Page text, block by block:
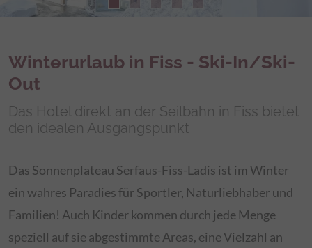
Winterurlaub in Fiss - Ski-In/Ski-
Out
Das Hotel direkt an der Seilbahn in Fiss bietet
den idealen Ausgangspunkt
Das Sonnenplateau Serfaus-Fiss-Ladis ist im Winter
ein wahres Paradies für Sportler, Naturliebhaber und
Familien! Auch Kinder kommen durch jede Menge
speziell auf sie abgestimmte Areas, eine Vielzahl an